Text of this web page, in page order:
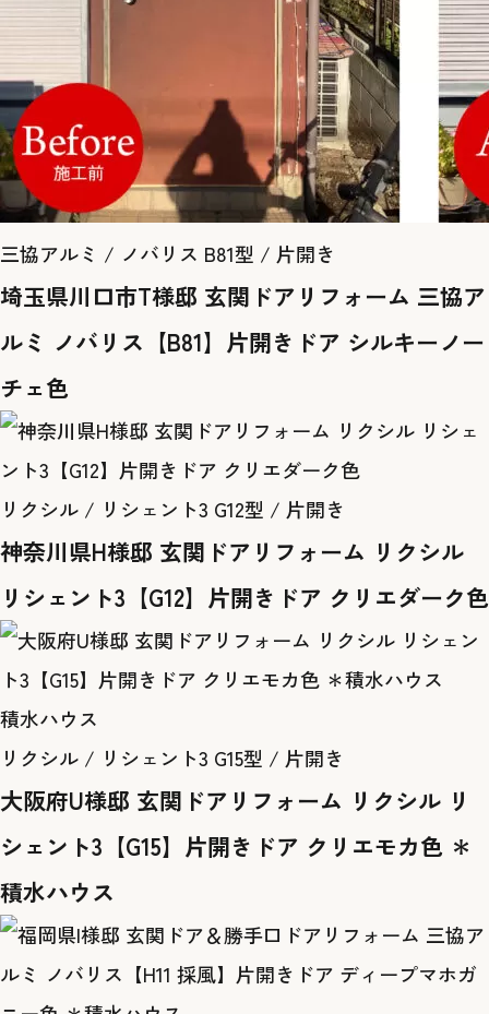
三協アルミ / ノバリス B81型 / 片開き
埼玉県川口市T様邸 玄関ドアリフォーム 三協ア
ルミ ノバリス【B81】片開きドア シルキーノー
チェ色
リクシル / リシェント3 G12型 / 片開き
神奈川県H様邸 玄関ドアリフォーム リクシル
リシェント3【G12】片開きドア クリエダーク色
積水ハウス
リクシル / リシェント3 G15型 / 片開き
大阪府U様邸 玄関ドアリフォーム リクシル リ
シェント3【G15】片開きドア クリエモカ色 ＊
積水ハウス